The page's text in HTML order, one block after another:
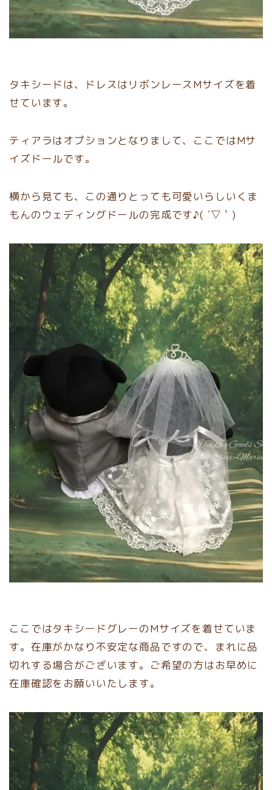
タキシードは、ドレスはリボンレースMサイズを着
せています。
ティアラはオプションとなりまして、ここではMサ
イズドールです。
横から見ても、この通りとっても可愛いらしいくま
もんのウェディングドールの完成です♪( ´▽｀)
ここではタキシードグレーのMサイズを着せていま
す。在庫がかなり不安定な商品ですので、まれに品
切れする場合がございます。ご希望の方はお早めに
在庫確認をお願いいたします。